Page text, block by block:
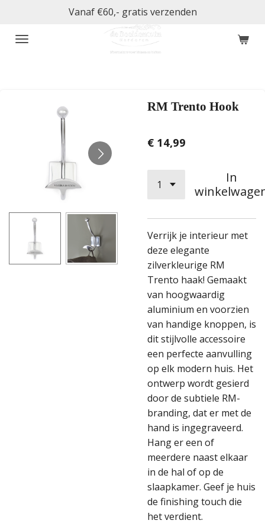
naar
Vanaf €60,- gratis verzenden
RM Trento Hook
€ 14,99
In
Verrijk je interieur met
deze elegante
zilverkleurige RM
Trento haak! Gemaakt
van hoogwaardig
aluminium en voorzien
van handige knoppen, is
dit stijlvolle accessoire
een perfecte aanvulling
op elk modern huis. Het
ontwerp wordt gesierd
door de subtiele RM-
branding, dat er met de
hand is ingegraveerd.
Hang er een of
meerdere naast elkaar
in de hal of op de
slaapkamer. Geef je huis
de finishing touch die
het verdient.